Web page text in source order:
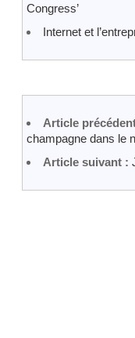
Congress’
Internet et
Article
champagne dans le
Article suivant :